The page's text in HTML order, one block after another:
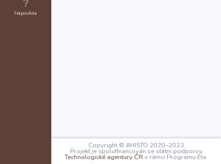
Nápověda
Copyright © AHISTO 2020–2023
Projekt je spolufinancován se státní podporou
Technologické agentury ČR v rámci Programu Éta.